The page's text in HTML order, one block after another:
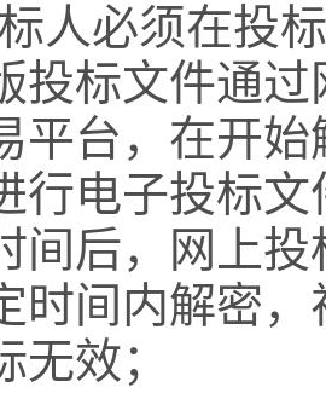
人必须在投
投标文件通
平台，在开
行电子投标
间后，网上
时间内解密
无效；